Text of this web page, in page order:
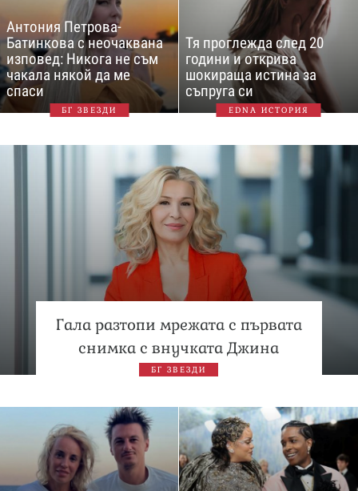
Антония Петрова-
Батинкова с неочаквана
изповед: Никога не съм
чакала някой да ме
спаси
БГ ЗВЕЗДИ
Тя проглежда след 20
години и открива
шокираща истина за
съпруга си
EDNA ИСТОРИЯ
Гала разтопи мрежата с първата
снимка с внучката Джина
БГ ЗВЕЗДИ